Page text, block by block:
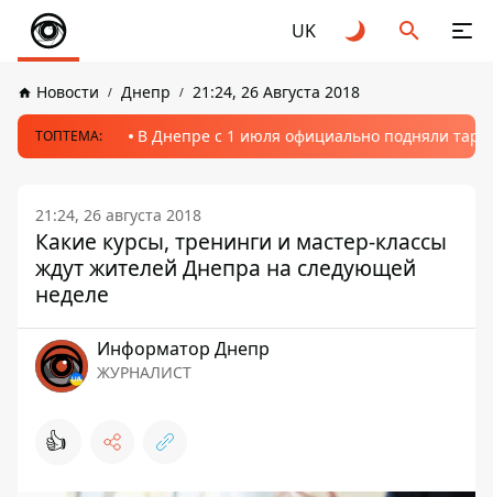
UK
Новости Днепр 21:24, 26 Августа 2018
ТОПТЕМА: В Днепре с 1 июля официально подняли
21:24, 26 августа 2018
Какие курсы, тренинги и мастер-классы
ждут жителей Днепра на следующей
неделе
Информатор Днепр
ЖУРНАЛИСТ
👍